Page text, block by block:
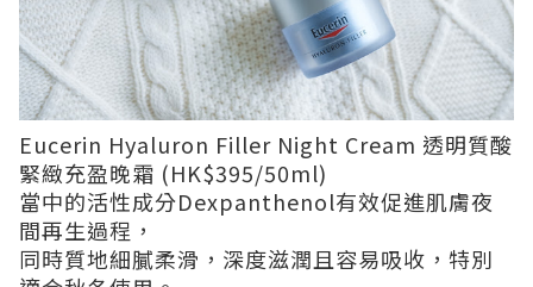
Eucerin Hyaluron Filler Night Cream 透明質酸
緊緻充盈晚霜 (HK$395/50ml)
當中的活性成分Dexpanthenol有效促進肌膚夜
間再生過程，
同時質地細膩柔滑，深度滋潤且容易吸收，特別